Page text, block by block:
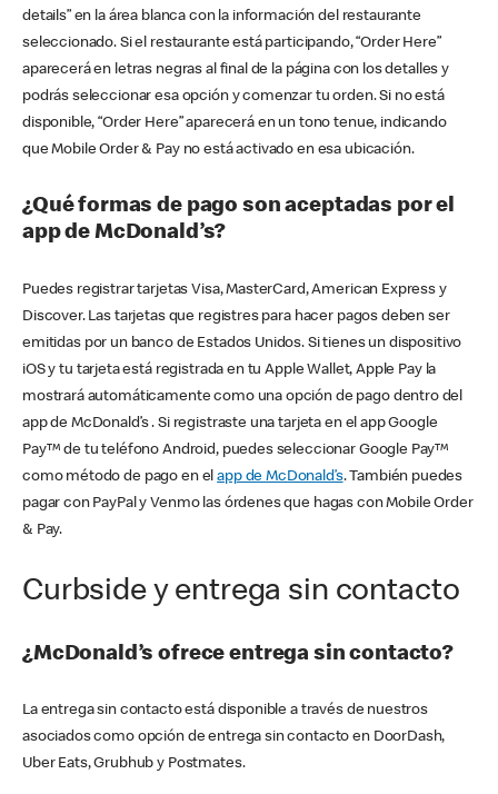
details” en la área blanca con la información del restaurante
seleccionado. Si el restaurante está participando, “Order Here”
aparecerá en letras negras al final de la página con los detalles y
podrás seleccionar esa opción y comenzar tu orden. Si no está
disponible, “Order Here” aparecerá en un tono tenue, indicando
que Mobile Order & Pay no está activado en esa ubicación.
¿Qué formas de pago son aceptadas por el
app de McDonald’s?
Puedes registrar tarjetas Visa, MasterCard, American Express y
Discover. Las tarjetas que registres para hacer pagos deben ser
emitidas por un banco de Estados Unidos. Si tienes un dispositivo
iOS y tu tarjeta está registrada en tu Apple Wallet, Apple Pay la
mostrará automáticamente como una opción de pago dentro del
app de McDonald’s . Si registraste una tarjeta en el app Google
Pay™ de tu teléfono Android, puedes seleccionar Google Pay™
como método de pago en elapp de McDonald’s. También puedes
pagar con PayPal y Venmo las órdenes que hagas con Mobile Order
& Pay.
Curbside y entrega sin contacto
¿McDonald’s ofrece entrega sin contacto?
La entrega sin contacto está disponible a través de nuestros
asociados como opción de entrega sin contacto en DoorDash,
Uber Eats, Grubhub y Postmates.